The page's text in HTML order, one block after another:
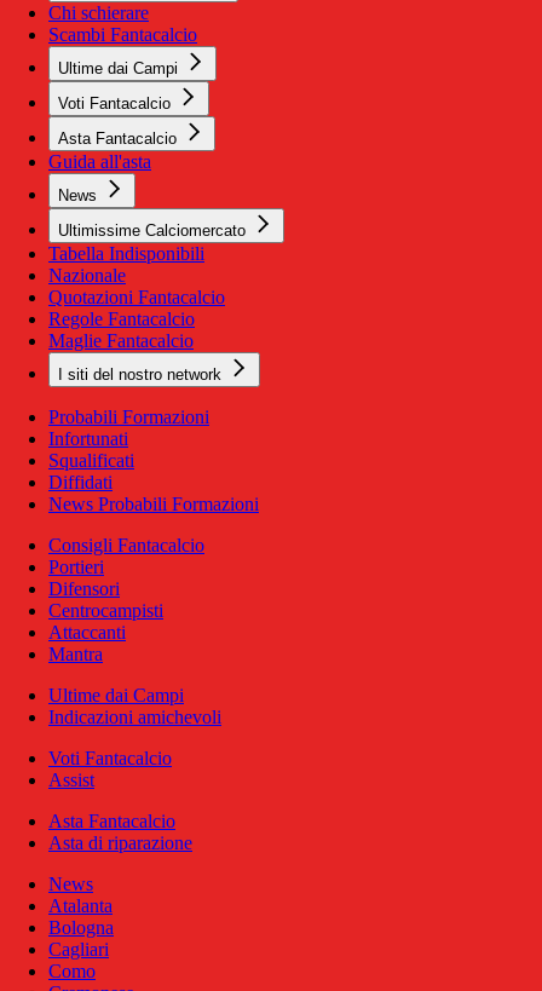
Chi schierare
Scambi Fantacalcio
Ultime dai Campi
Voti Fantacalcio
Asta Fantacalcio
Guida all'asta
News
Ultimissime Calciomercato
Tabella Indisponibili
Nazionale
Quotazioni Fantacalcio
Regole Fantacalcio
Maglie Fantacalcio
I siti del nostro network
Probabili Formazioni
Infortunati
Squalificati
Diffidati
News Probabili Formazioni
Consigli Fantacalcio
Portieri
Difensori
Centrocampisti
Attaccanti
Mantra
Ultime dai Campi
Indicazioni amichevoli
Voti Fantacalcio
Assist
Asta Fantacalcio
Asta di riparazione
News
Atalanta
Bologna
Cagliari
Como